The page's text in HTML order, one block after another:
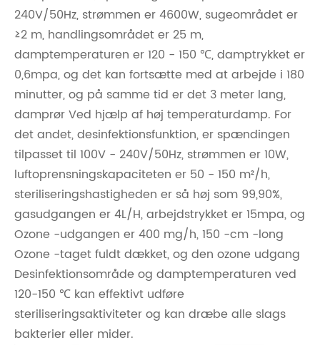
240V/50Hz, strømmen er 4600W, sugeområdet er
≥2 m, handlingsområdet er 25 m,
damptemperaturen er 120 - 150 ℃, damptrykket er
0,6mpa, og det kan fortsætte med at arbejde i 180
minutter, og på samme tid er det 3 meter lang,
damprør Ved hjælp af høj temperaturdamp. For
det andet, desinfektionsfunktion, er spændingen
tilpasset til 100V - 240V/50Hz, strømmen er 10W,
luftoprensningskapaciteten er 50 - 150 m²/h,
steriliseringshastigheden er så høj som 99,90%,
gasudgangen er 4L/H, arbejdstrykket er 15mpa, og
Ozone -udgangen er 400 mg/h, 150 -cm -long
Ozone -taget fuldt dækket, og den ozone udgang
Desinfektionsområde og damptemperaturen ved
120-150 ℃ kan effektivt udføre
steriliseringsaktiviteter og kan dræbe alle slags
bakterier eller mider.